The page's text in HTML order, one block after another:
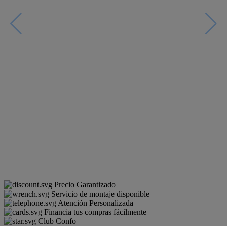
Precio Garantizado
Servicio de montaje disponible
Atención Personalizada
Financia tus compras fácilmente
Club Confo